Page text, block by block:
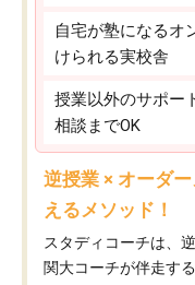
自宅が塾になるオ
けられる実校舎
授業以外のサポー
相談までOK
逆授業 × オーダ
えるメソッド！
スタディコーチは、
関大コーチが伴走す